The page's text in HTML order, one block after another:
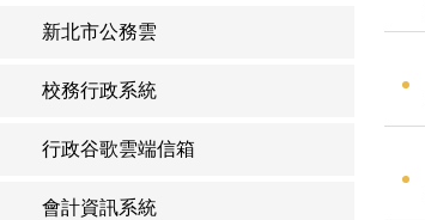
新北市公務雲
校務行政系統
行政谷歌雲端信箱
會計資訊系統